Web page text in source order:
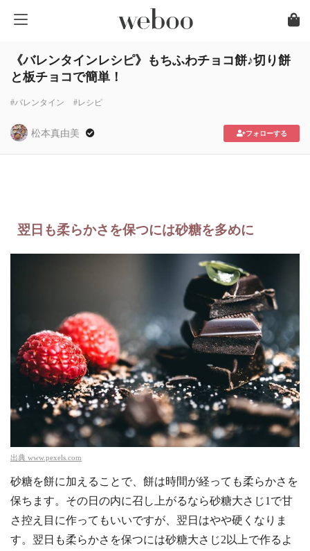
《バレンタインレシピ》もちふわチョコ餅♪切り餅
と板チョコで簡単！
#バレンタイン #レシピ
松本真由美 フォローする
翌日も柔らかさを保つには砂糖を多めに
出典 www.pexels.com
砂糖を餅に加えることで、餅は時間が経っても柔らかさを
保ちます。その日の内に召し上がるなら砂糖大さじ1で甘
さ控え目に作ってもいいですが、翌日はやや硬くなりま
す。翌日も柔らかさを保つには砂糖大さじ2以上で作るよ